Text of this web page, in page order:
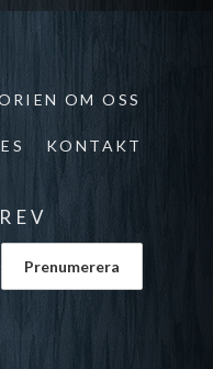
OM OSS
KONTAKT